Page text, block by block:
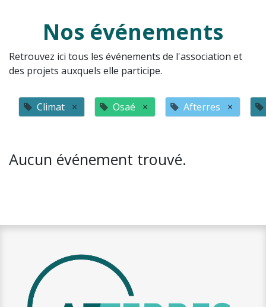
Nos événements
Retrouvez ici tous les événements de l'association et
des projets auxquels elle participe.
Climat × Osaé × Afterres ×
Aucun événement trouvé.